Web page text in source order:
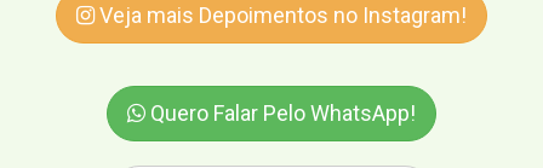
Veja mais Depoimentos no Instagram!
Quero Falar Pelo WhatsApp!